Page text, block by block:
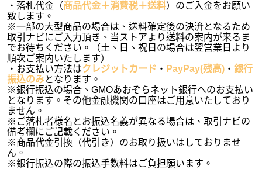
・落札代金（商品代金＋消費税＋送料）のご入金をお願い
致します。
※一部の大型商品の場合は、送料確定後の決済となるため
取引ナビにご入力頂き、当ストアより送料の案内が来るま
でお待ちください。（土、日、祝日の場合は翌営業日より
順次ご案内いたします）
・お支払い方法はクレジットカード ・ PayPay(残高)・ 銀行
振込のみとなります。
※銀行振込の場合、GMOあおぞらネット銀行へのお支払い
となります。その他金融機関の口座はご用意いたしており
ません。
※ご落札者様名とお振込名義が異なる場合は、取引ナビの
備考欄にご記載ください。
※商品代金引換（代引き）のお取り扱いはしておりませ
ん。
※銀行振込の際の振込手数料はご負担願います。